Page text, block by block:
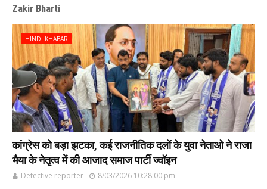
Zakir Bharti
HINDI KHABAR
कांग्रेस को बड़ा झटका, कई राजनीतिक दलों के युवा नेताओ ने राजा
भैया के नेतृत्व में की आजाद समाज पार्टी ज्वॉइन
Detective reporter 8/03/2026 10:28:00 pm